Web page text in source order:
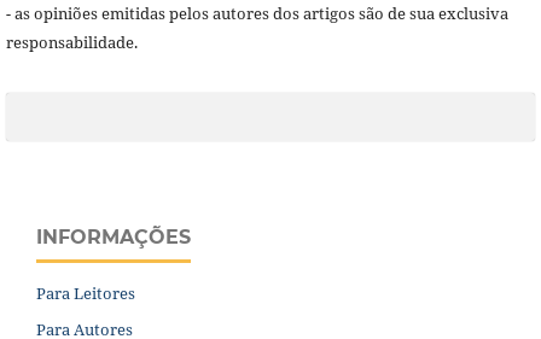
- as opiniões emitidas pelos autores dos artigos são de sua exclusiva
responsabilidade.
INFORMAÇÕES
Para Leitores
Para Autores